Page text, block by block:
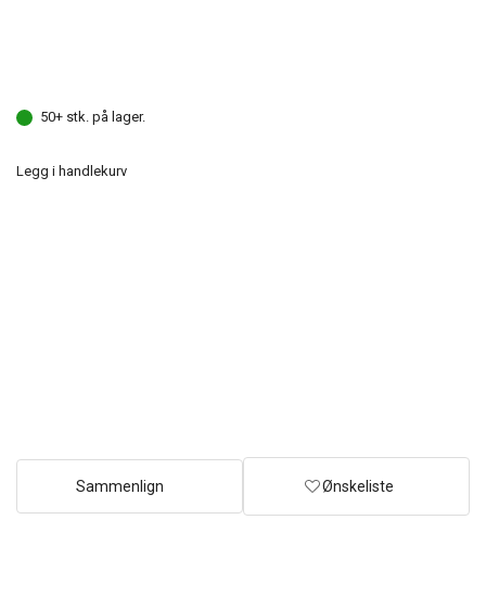
50+ stk. på lager.
Legg i handlekurv
Sammenlign Ønskeliste